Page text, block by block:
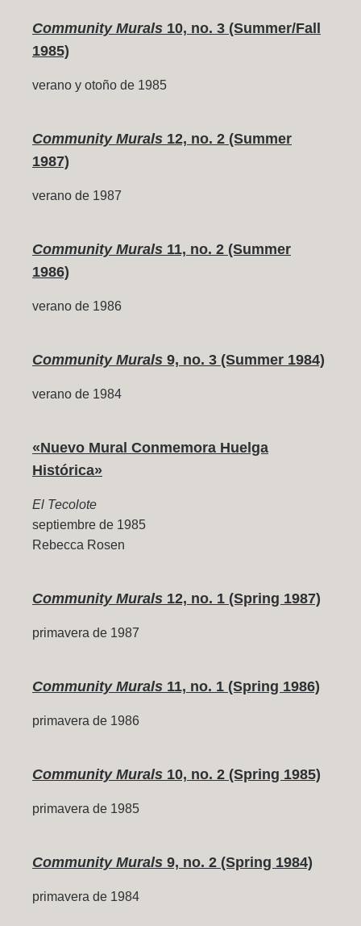
Community Murals 10, no. 3 (Summer/Fall
1985)
verano y otoño de 1985
Community Murals 12, no. 2 (Summer
1987)
verano de 1987
Community Murals 11, no. 2 (Summer
1986)
verano de 1986
Community Murals 9, no. 3 (Summer 1984)
verano de 1984
«Nuevo Mural Conmemora Huelga
Histórica»
El Tecolote
septiembre de 1985
Rebecca Rosen
Community Murals 12, no. 1 (Spring 1987)
primavera de 1987
Community Murals 11, no. 1 (Spring 1986)
primavera de 1986
Community Murals 10, no. 2 (Spring 1985)
primavera de 1985
Community Murals 9, no. 2 (Spring 1984)
primavera de 1984